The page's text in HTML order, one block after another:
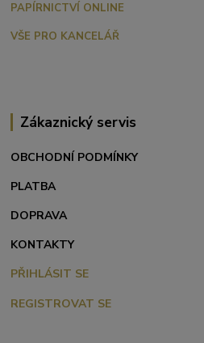
PAPÍRNICTVÍ ONLINE
VŠE PRO KANCELÁŘ
Zákaznický servis
OBCHODNÍ PODMÍNKY
PLATBA
DOPRAVA
KONTAKTY
PŘIHLÁSIT SE
REGISTROVAT SE